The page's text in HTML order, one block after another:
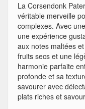
La Corsendonk
véritable merveille
complexes. Avec
une expérience
aux notes maltées
fruits secs et une
harmonie parfaite
profonde et sa
savourer avec
plats riches et